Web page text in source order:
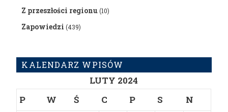
Z przeszłości regionu(10)
Zapowiedzi (439)
KALENDARZ WPISÓW
LUTY 2024
P
W Ś C P S
N